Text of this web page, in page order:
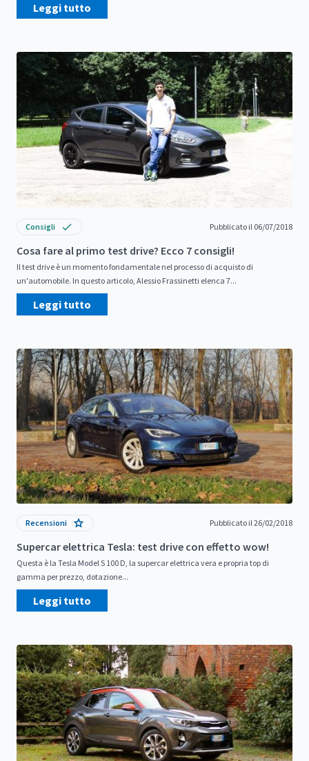
Leggi tutto
Consigli Pubblicato il 06/07/2018
Cosa fare al primo test drive? Ecco 7 consigli!
Il test drive è un momento fondamentale nel processo di acquisto di
un'automobile. In questo articolo, Alessio Frassinetti elenca 7...
Leggi tutto
Recensioni Pubblicato il 26/02/2018
Supercar elettrica Tesla: test drive con effetto wow!
Questa è la Tesla Model S 100 D, la supercar elettrica vera e propria top di
gamma per prezzo, dotazione...
Leggi tutto